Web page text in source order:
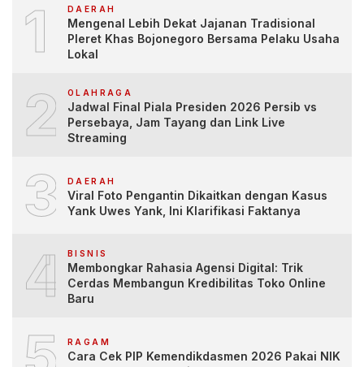
1 DAERAH
Mengenal Lebih Dekat Jajanan Tradisional
Pleret Khas Bojonegoro Bersama Pelaku Usaha
Lokal
2 OLAHRAGA
Jadwal Final Piala Presiden 2026 Persib vs
Persebaya, Jam Tayang dan Link Live
Streaming
3 DAERAH
Viral Foto Pengantin Dikaitkan dengan Kasus
Yank Uwes Yank, Ini Klarifikasi Faktanya
4 BISNIS
Membongkar Rahasia Agensi Digital: Trik
Cerdas Membangun Kredibilitas Toko Online
Baru
RAGAM
Cara Cek PIP Kemendikdasmen 2026 Pakai NIK